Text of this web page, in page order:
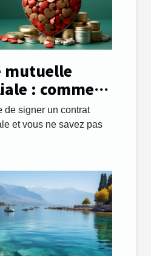
mutuelle
: comment
?
de signer un contrat
et vous ne savez pas